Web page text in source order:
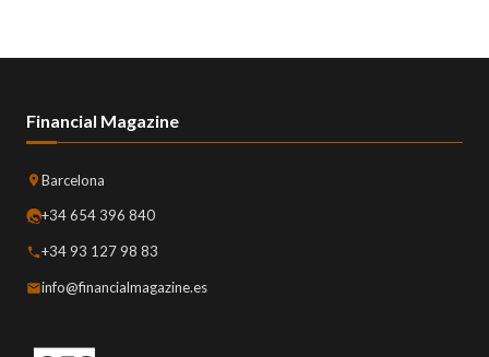
Financial Magazine
Barcelona
+34 654 396 840
+34 93 127 98 83
info@financialmagazine.es